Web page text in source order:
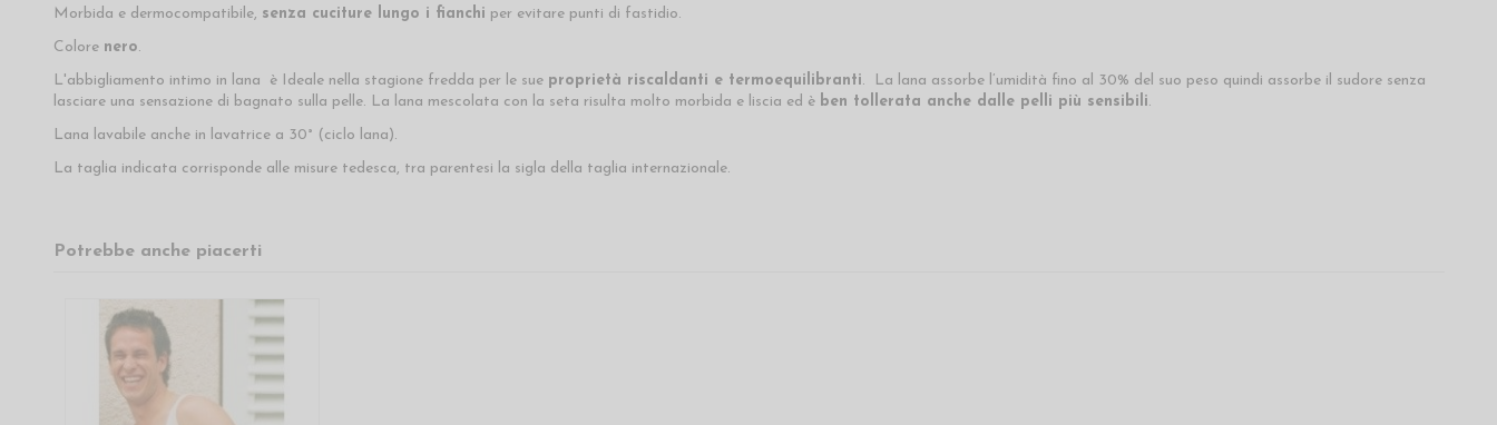
Morbida e dermocompatibile, senza cuciture lungo i fianchi per evitare punti di fastidio.
Colore nero.
L'abbigliamento intimo in lana è Ideale nella stagione fredda per le sue proprietà riscaldanti e termoequilibranti. La lana assorbe l’umidità fino al 30% del suo peso quindi assorbe il sudore senza
lasciare una sensazione di bagnato sulla pelle. La lana mescolata con la seta risulta molto morbida e liscia ed è ben tollerata anche dalle pelli più sensibili.
Lana lavabile anche in lavatrice a 30° (ciclo lana).
La taglia indicata corrisponde alle misure tedesca, tra parentesi la sigla della taglia internazionale.
Potrebbe anche piacerti